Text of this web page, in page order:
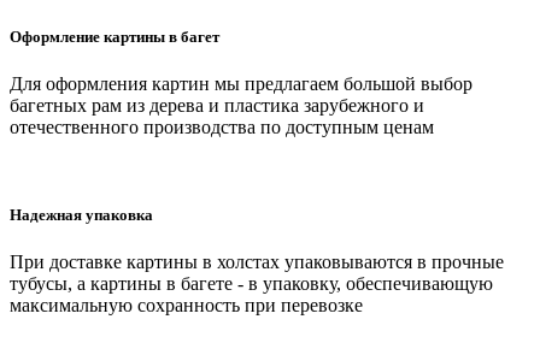
Оформление картины в багет
Для оформления картин мы предлагаем большой выбор
багетных рам из дерева и пластика зарубежного и
отечественного производства по доступным ценам
Надежная упаковка
При доставке картины в холстах упаковываются в прочные
тубусы, а картины в багете - в упаковку, обеспечивающую
максимальную сохранность при перевозке